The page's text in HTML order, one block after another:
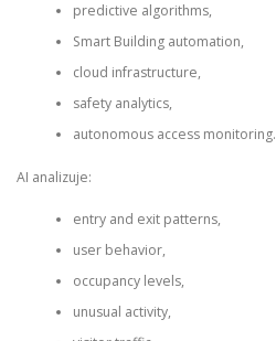
predictive algorithms,
Smart Building automation,
cloud infrastructure,
safety analytics,
autonomous access monitoring.
AI analizuje:
entry and exit patterns,
user behavior,
occupancy levels,
unusual activity,